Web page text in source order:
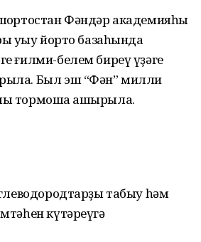
Фәндәр академияһы
уҡыу йорто базаһында
ғилми-белем биреү үҙәге
Был эш “Фән” милли
тормошҡа ашырыла.
табыу һәм
күтәреүгә